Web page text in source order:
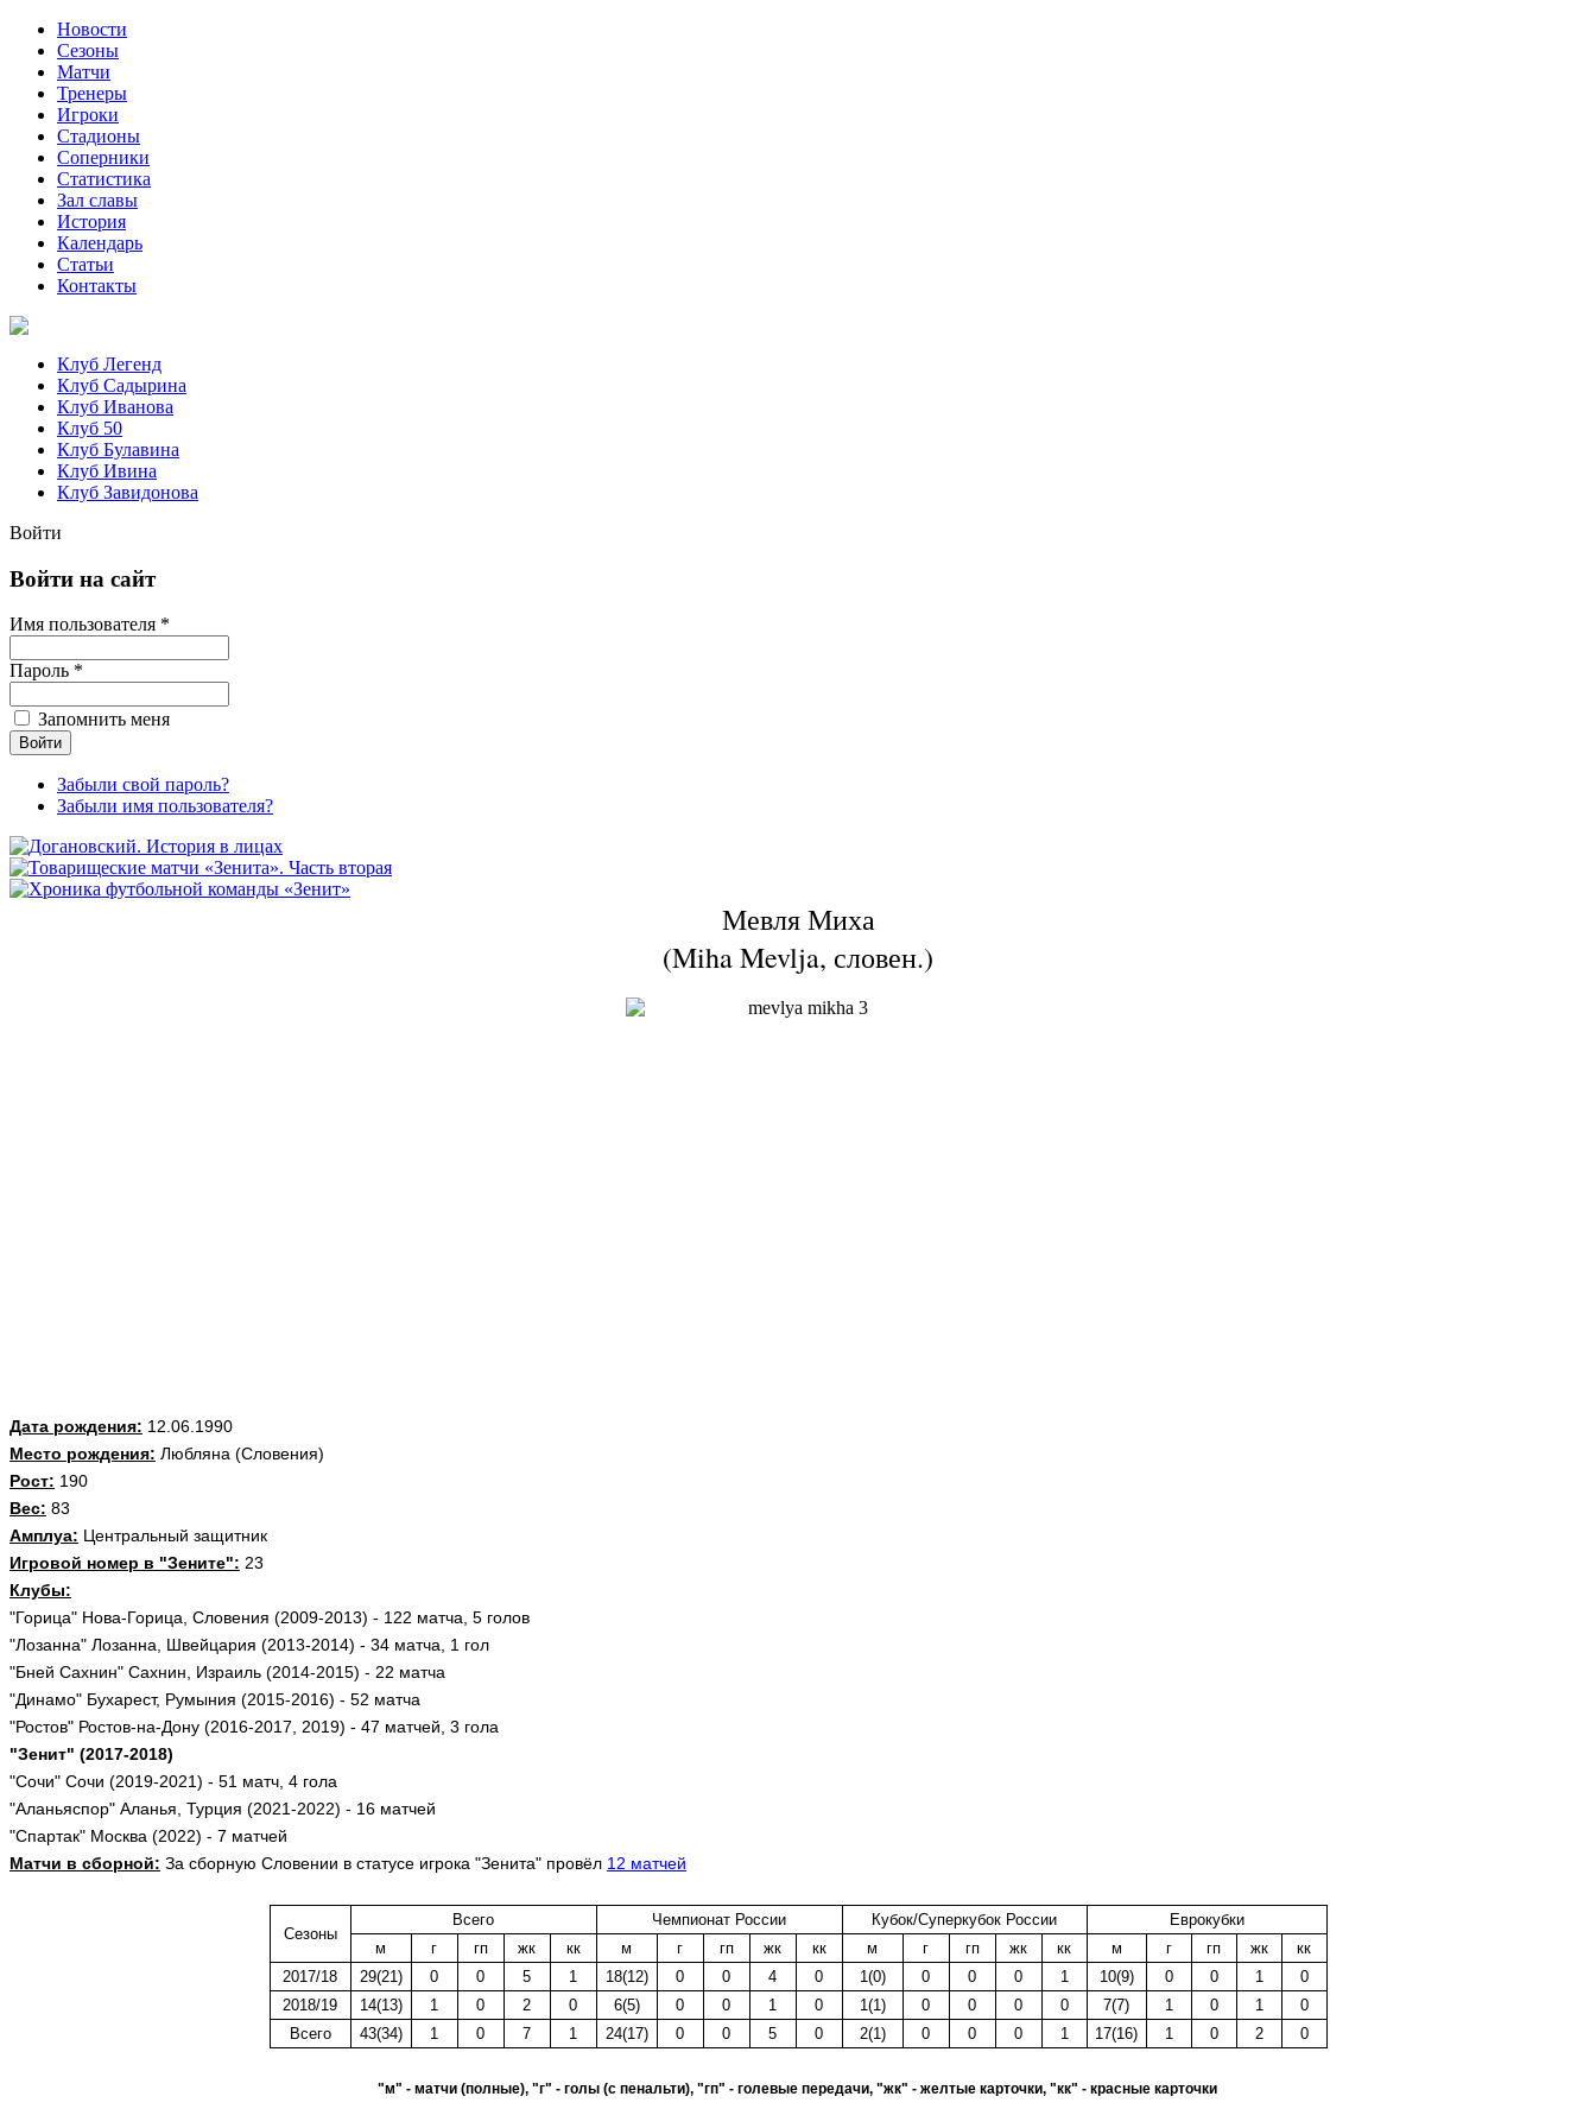
Новости
Сезоны
Матчи
Тренеры
Игроки
Стадионы
Соперники
Статистика
Зал славы
История
Календарь
Статьи
Контакты
Клуб Легенд
Клуб Садырина
Клуб Иванова
Клуб 50
Клуб Булавина
Клуб Ивина
Клуб Завидонова
Войти
Войти на сайт
Имя пользователя *
Пароль *
Запомнить меня
Забыли свой пароль?
Забыли имя пользователя?
Мевля Миха
(Miha Mevlja, словен.)
Дата рождения: 12.06.1990
Место рождения: Любляна (Словения)
Рост: 190
Вес: 83
Амплуа: Центральный защитник
Игровой номер в "Зените": 23
Клубы:
"Горица" Нова-Горица, Словения (2009-2013) - 122 матча, 5 голов
"Лозанна" Лозанна, Швейцария (2013-2014) - 34 матча, 1 гол
"Бней Сахнин" Сахнин, Израиль (2014-2015) - 22 матча
"Динамо" Бухарест, Румыния (2015-2016) - 52 матча
"Ростов" Ростов-на-Дону (2016-2017, 2019) - 47 матчей, 3 гола
"Зенит" (2017-2018)
"Сочи" Сочи (2019-2021) - 51 матч, 4 гола
"Аланьяспор" Аланья, Турция (2021-2022) - 16 матчей
"Спартак" Москва (2022) - 7 матчей
Матчи в сборной: За сборную Словении в статусе игрока "Зенита" провёл 12 матчей
Сезоны
Всего Чемпионат России Кубок/Суперкубок России
Еврокубки
м
г гп жк кк м г гп жк кк м г гп жк кк м г гп жк
кк
2017/18
29(21) 0 0 5 1 18(12) 0 0 4 0 1(0) 0 0 0 1 10(9) 0 0 1
0
2018/19
14(13) 1 0 2 0 6(5) 0 0 1 0 1(1) 0 0 0 0 7(7) 1 0 1
0
Всего
43(34) 1 0 7 1 24(17) 0 0 5 0 2(1) 0 0 0 1 17(16) 1 0 2 0
"м" - матчи (полные), "г" - голы (с пенальти), "гп" - голевые передачи, "жк" - желтые карточки, "кк" - красные карточки